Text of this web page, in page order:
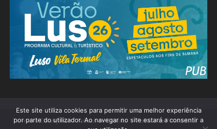
Termos e Condições Política de Cookies
Política de Privacidade
Este site utiliza cookies para permitir uma melhor experiência
por parte do utilizador. Ao navegar no site estará a consentir a